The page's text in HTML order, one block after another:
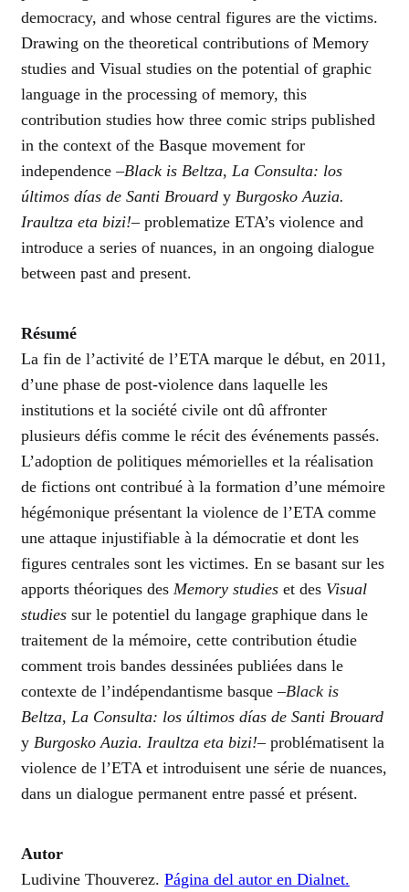
democracy, and whose central figures are the victims.
Drawing on the theoretical contributions of Memory
studies and Visual studies on the potential of graphic
language in the processing of memory, this
contribution studies how three comic strips published
in the context of the Basque movement for
independence –Black is Beltza, La Consulta: los
últimos días de Santi Brouard y Burgosko Auzia.
Iraultza eta bizi!– problematize ETA’s violence and
introduce a series of nuances, in an ongoing dialogue
between past and present.
Résumé
La fin de l’activité de l’ETA marque le début, en 2011,
d’une phase de post-violence dans laquelle les
institutions et la société civile ont dû affronter
plusieurs défis comme le récit des événements passés.
L’adoption de politiques mémorielles et la réalisation
de fictions ont contribué à la formation d’une mémoire
hégémonique présentant la violence de l’ETA comme
une attaque injustifiable à la démocratie et dont les
figures centrales sont les victimes. En se basant sur les
apports théoriques des Memory studies et des Visual
studies sur le potentiel du langage graphique dans le
traitement de la mémoire, cette contribution étudie
comment trois bandes dessinées publiées dans le
contexte de l’indépendantisme basque –Black is
Beltza, La Consulta: los últimos días de Santi Brouard
y Burgosko Auzia. Iraultza eta bizi!– problématisent la
violence de l’ETA et introduisent une série de nuances,
dans un dialogue permanent entre passé et présent.
Autor
Ludivine Thouverez. Página del autor en Dialnet.